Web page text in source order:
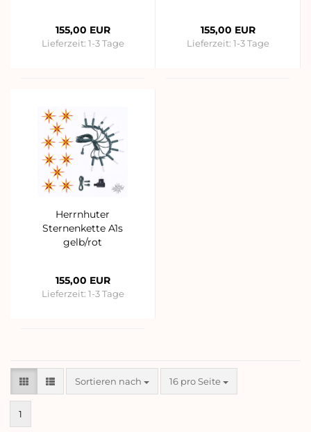
155,00 EUR
Lieferzeit: 1-3 Tage
155,00 EUR
Lieferzeit: 1-3 Tage
Herrnhuter
Sternenkette A1s
gelb/rot
155,00 EUR
Lieferzeit: 1-3 Tage
Sortieren nach
Sortieren nach 16 pro Seite
pro Seite
1